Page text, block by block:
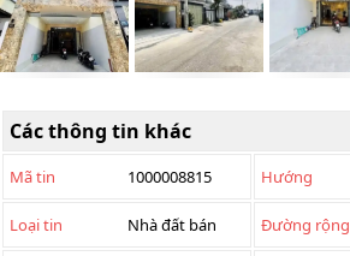
Các thông tin khác
Mã tin 1000008815 Hướng
Loại tin Nhà đất bán Đường rộng